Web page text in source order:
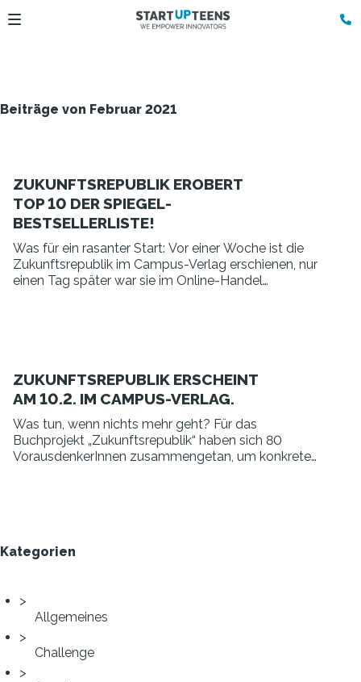
Beiträge von Februar 2021
ZUKUNFTSREPUBLIK EROBERT
TOP 10 DER SPIEGEL-
BESTSELLERLISTE!
Was für ein rasanter Start: Vor einer Woche ist die
Zukunftsrepublik im Campus-Verlag erschienen, nur
einen Tag später war sie im Online-Handel
ZUKUNFTSREPUBLIK ERSCHEINT
AM 10.2. IM CAMPUS-VERLAG.
Was tun, wenn nichts mehr geht? Für das
Buchprojekt „Zukunftsrepublik“ haben sich 80
VorausdenkerInnen zusammengetan, um konkrete
Kategorien
Allgemeines
Challenge